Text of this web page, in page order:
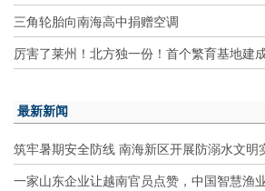
三角轮胎向南海高中捐赠空调
厉害了莱州！北方独一份！首个繁育基地建
最新新闻
筑牢暑期安全防线 南海新区开展防溺水文明
一家山东企业让越南官员点赞，中国智慧渔